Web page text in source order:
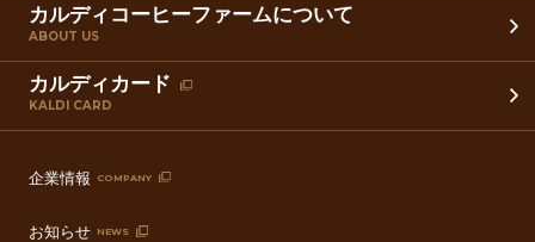
カルディコーヒーファームについて
ABOUT US
カルディカード
KALDI CARD
企業情報 COMPANY
お知らせ NEWS